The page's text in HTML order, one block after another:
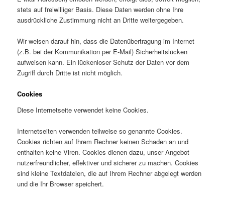
stets auf freiwilliger Basis. Diese Daten werden ohne Ihre
ausdrückliche Zustimmung nicht an Dritte weitergegeben.
Wir weisen darauf hin, dass die Datenübertragung im Internet
(z.B. bei der Kommunikation per E-Mail) Sicherheitslücken
aufweisen kann. Ein lückenloser Schutz der Daten vor dem
Zugriff durch Dritte ist nicht möglich.
Cookies
Diese Internetseite verwendet keine Cookies.
Internetseiten verwenden teilweise so genannte Cookies.
Cookies richten auf Ihrem Rechner keinen Schaden an und
enthalten keine Viren. Cookies dienen dazu, unser Angebot
nutzerfreundlicher, effektiver und sicherer zu machen. Cookies
sind kleine Textdateien, die auf Ihrem Rechner abgelegt werden
und die Ihr Browser speichert.